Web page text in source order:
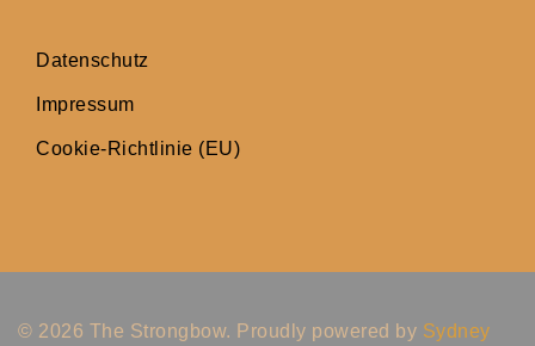
Datenschutz
Impressum
Cookie-Richtlinie (EU)
© 2026 The Strongbow. Proudly powered by Sydney